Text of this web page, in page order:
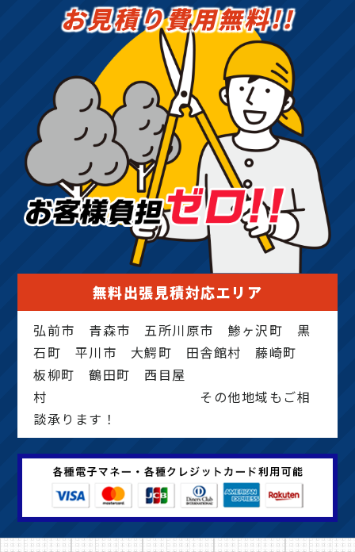
お見積り費用無料!!
無料出張見積対応エリア
弘前市 青森市 五所川原市 鯵ヶ沢町 黒
石町 平川市 大鰐町 田舎館村 藤崎町
板柳町 鶴田町 西目屋
村 その他地域もご相
談承ります！